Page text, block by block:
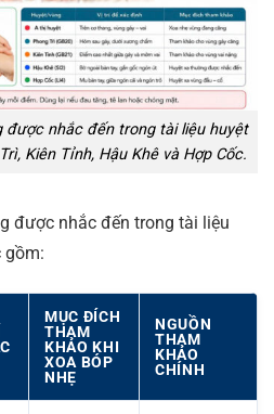
nhắc đến trong tài liệu huyệt
Kiên Tỉnh, Hậu Khê và Hợp Cốc.
được nhắc đến trong tài liệu
gồm:
MỤC ĐÍCH
THAM
KHẢO KHI
XOA BÓP
NHẸ
NGUỒN
THAM
KHẢO
CHÍNH